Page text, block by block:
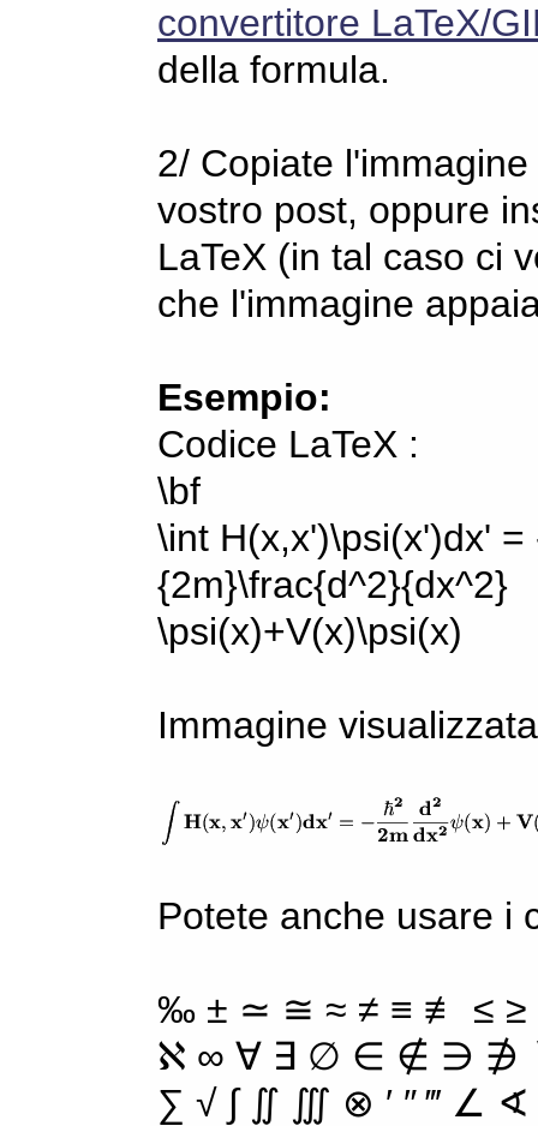
convertitore LaTeX/
della formula.
2/ Copiate
vostro post, oppure
LaTeX (in tal caso ci
che l'immagine
Esempio:
Codice LaTeX :
\bf
\int H(x,x')\psi(x')dx'
{2m}\frac{d^2}{dx^2}
\psi(x)+V(x)\psi(x)
Immagine
Potete anche usare i
‰ ± ≃ ≅ ≈ ≠ ≡ ≢ ≤
ℵ ∞ ∀ ∃ ∅ ∈ ∉ ∋ ∌
∑ √ ∫ ∬ ∭ ⊗ ′ ″ ‴ ∠